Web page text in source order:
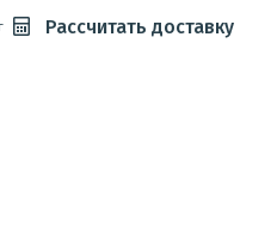
Рассчитать доставку